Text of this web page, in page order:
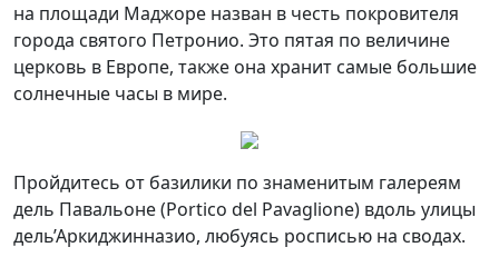
на площади Маджоре назван в честь покровителя
города святого Петронио. Это пятая по величине
церковь в Европе, также она хранит самые большие
солнечные часы в мире.
Пройдитесь от базилики по знаменитым галереям
дель Павальоне (Portico del Pavaglione) вдоль улицы
дель’Аркиджинназио, любуясь росписью на сводах.